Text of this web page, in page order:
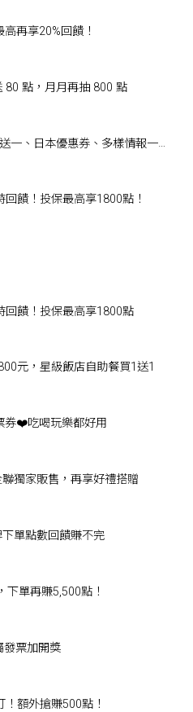
再享20%回饋！
80 點，月月再抽 800 點
一、日本優惠券、多樣情報一
饋！投保最高享1800點！
回饋！投保最高享1800點
元，星級飯店自助餐買1送1
券❤️吃喝玩樂都好用
獨家販售，再享好禮搭贈
單點數回饋賺不完
下單再賺5,500點！
發票加開獎
！額外搶賺500點！